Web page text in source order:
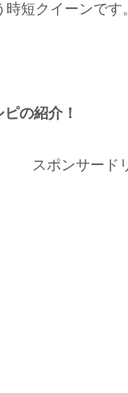
短クイーンです
の紹介！
スポンサード